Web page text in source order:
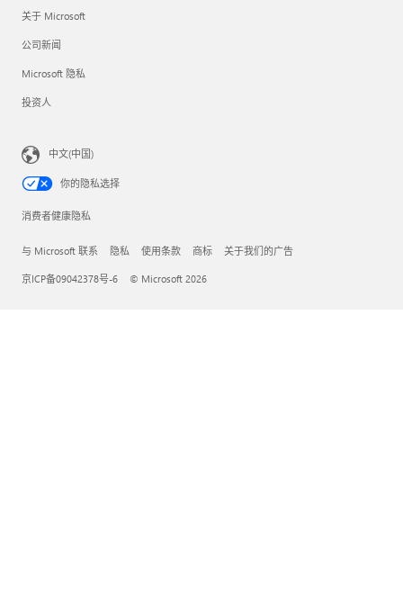
关于 Microsoft
公司新闻
Microsoft 隐私
投资人
中文(中国)
你的隐私选择
消费者健康隐私
与 Microsoft 联系 隐私 使用条款 商标 关于我们的广告
京ICP备09042378号-6 © Microsoft 2026